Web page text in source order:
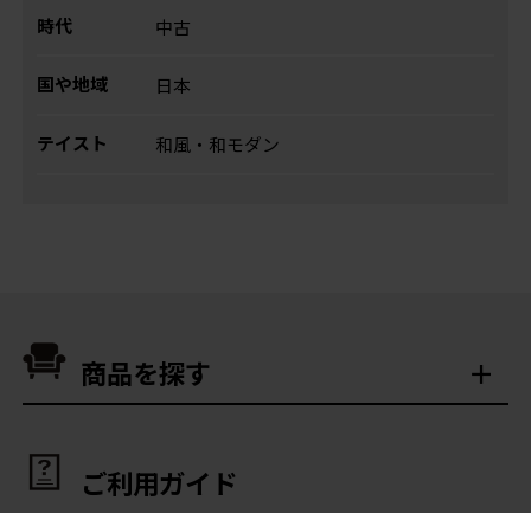
時代 中古
国や地域 日本
テイスト 和風・和モダン
商品を探す
ご利用ガイド